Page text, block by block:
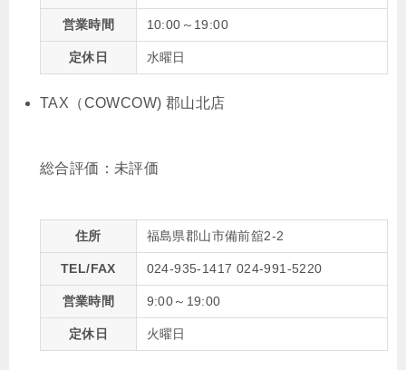
営業時間 10:00～19:00
定休日 水曜日
TAX（COWCOW) 郡山北店
総合評価： 未評価
住所 福島県郡山市備前舘2-2
TEL/FAX 024-935-1417 024-991-5220
営業時間 9:00～19:00
定休日 火曜日